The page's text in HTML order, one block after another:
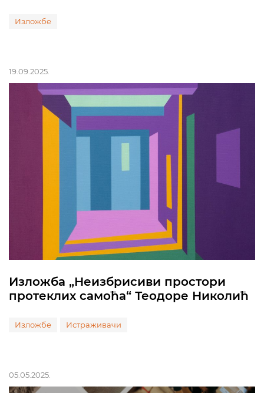
Изложбе
19.09.2025.
Изложба „Неизбрисиви простори
протеклих самоћа“ Теодоре Николић
Изложбе Истраживачи
05.05.2025.